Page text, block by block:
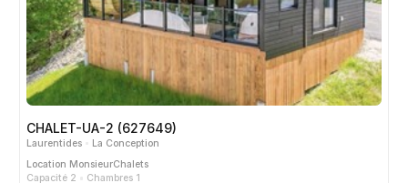
CHALET-UA-2 (627649)
Laurentides
La Conception
Location MonsieurChalets
Capacité 2
Chambres 1